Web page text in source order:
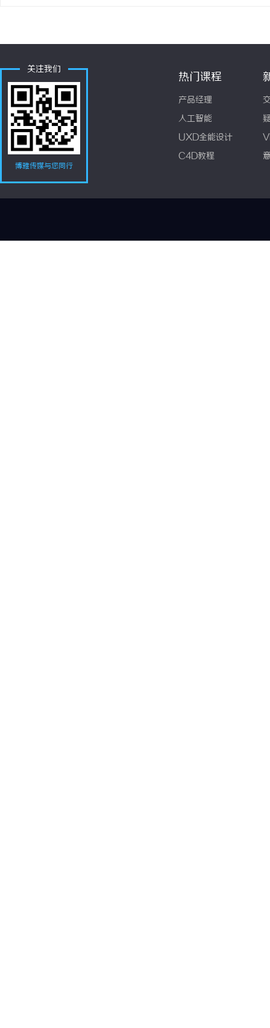
关注我们
博雅传媒与您同行
热门课程
产品经理
人工智能
UXD全能设计
C4D教程